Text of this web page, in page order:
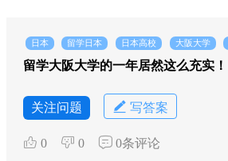
日本 留学日本 日本高校 大阪大学
留学大阪大学的一年居然这么充实！
关注问题 写答案
0 0 0条评论